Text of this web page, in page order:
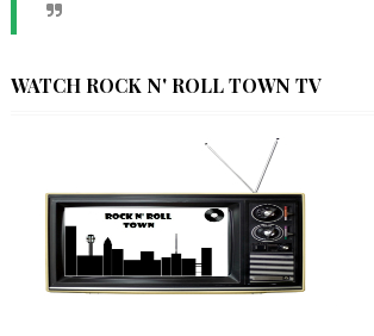
WATCH ROCK N' ROLL TOWN TV